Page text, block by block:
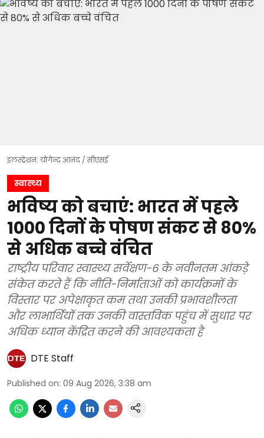
इलस्ट्रेशन: योगेन्द्र आनंद / सीएसई
स्वास्थ्य
भविष्य को बचाएं: भारत में पहले
1000 दिनों के पोषण संकट से 80%
से अधिक बच्चे वंचित
राष्ट्रीय परिवार स्वास्थ्य सर्वेक्षण-6 के नवीनतम आंकड़े
संकेत करते हैं कि नीति-निर्माताओं को कार्यक्रमों के
विस्तार पर अपेक्षाकृत कम तथा उनकी प्रभावशीलता
और लाभार्थियों तक उनकी वास्तविक पहुंच में सुधार पर
अधिक ध्यान केंद्रित करने की आवश्यकता है
DTE Staff
Published on: 09 Aug 2026, 3:38 am